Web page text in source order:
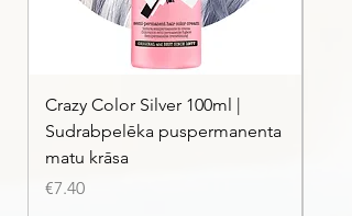
Crazy Color Silver 100ml |
Sudrabpelēka puspermanenta
matu krāsa
Price
€7.40